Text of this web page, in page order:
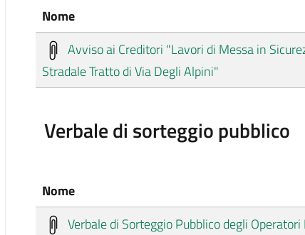
Nome
Avviso ai Creditori "Lavori di Messa in
Stradale Tratto di Via Degli Alpini"
Verbale di sorteggio pubblico
Nome
Verbale di Sorteggio Pubblico degli